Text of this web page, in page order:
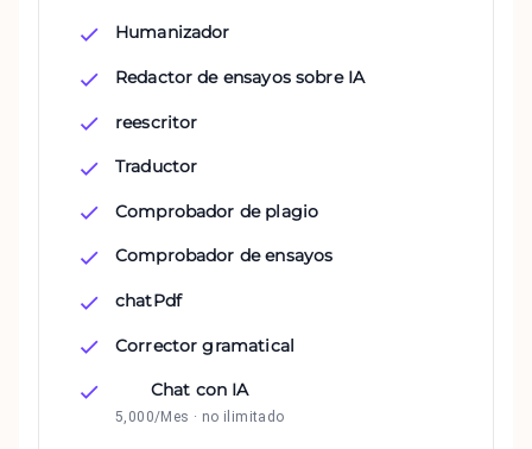
Humanizador
Redactor de ensayos sobre IA
reescritor
Traductor
Comprobador de plagio
Comprobador de ensayos
chatPdf
Corrector gramatical
Chat con IA
5,000/Mes · no ilimitado